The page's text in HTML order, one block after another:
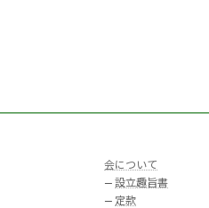
会について
— 設立趣旨書
— 定款